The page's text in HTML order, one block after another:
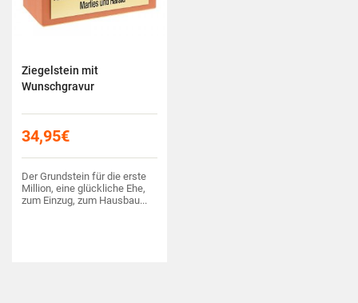
Ziegelstein mit
Wunschgravur
34,95€
Der Grundstein für die erste
Million, eine glückliche Ehe,
zum Einzug, zum Hausbau...